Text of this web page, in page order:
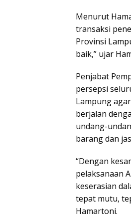
Menurut
transaksi
Provinsi
baik,” ujar
Penjabat
persepsi
Lampung
berjalan
undang-
barang dan
“Dengan
pelaksanaan
keserasian
tepat mutu,
Hamartoni.